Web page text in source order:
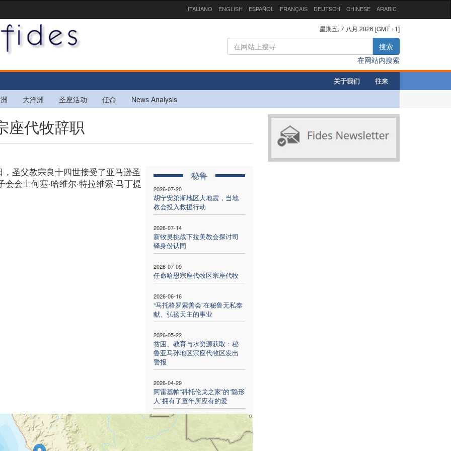
ITALIANO ENGLISH ESPAÑOL FRANÇAIS DEUTSCH CHINESE ARABIC
星期五, 7 八月 2026 [GMT +1]
搜索
在网站内搜索
关于我们 往来
大洋洲 圣座活动 任命 News Analysis
座代牧辞职
秘鲁
2026-07-20
胡宁安第斯地区大地震，当地
教会投入救援行动
2026-07-14
新牧灵挑战下拉美教会探讨司
铎身份认同
2026-07-09
任命哈恩宗座代牧区宗座代牧
2026-06-16
“马托格罗索善会”在秘鲁无私奉
献、弘扬天主的事业
2026-05-22
贫困、教育与水资源获取：秘
鲁亚马孙地区宗座代牧区发出
警报
2026-04-29
阿雷基帕“科托伦戈之家”的“隐形
人”拥有了童年所应有的爱
圣父教宗良十四世接受了亚马逊圣
会士何塞·哈维尔·特拉维索·马丁提